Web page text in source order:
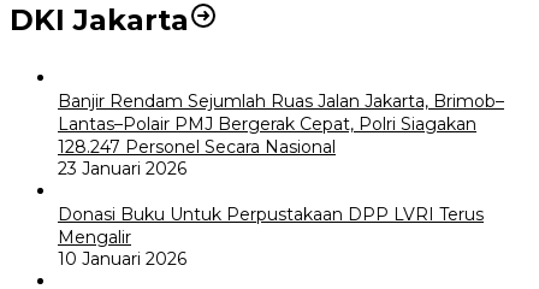
DKI Jakarta
Banjir Rendam Sejumlah Ruas Jalan Jakarta, Brimob–
Lantas–Polair PMJ Bergerak Cepat, Polri Siagakan
128.247 Personel Secara Nasional
23 Januari 2026
Donasi Buku Untuk Perpustakaan DPP LVRI Terus
Mengalir
10 Januari 2026